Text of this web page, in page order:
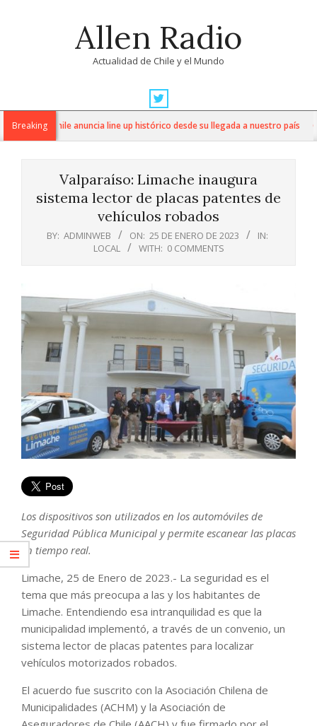
Allen Radio
Actualidad de Chile y el Mundo
Navigation
MenuBreakingChile anuncia line up histórico desde su llegada a nuestro país
Valparaíso: Limache inaugura
sistema lector de placas patentes de
vehículos robados
BY: ADMINWEB ON: 25 DE ENERO DE 2023
IN:
LOCAL
WITH: 0 COMMENTS
Los dispositivos son utilizados en los automóviles de
Seguridad Pública Municipal y permite escanear las placas
en tiempo real.
Limache, 25 de Enero de 2023.- La seguridad es el
tema que más preocupa a las y los habitantes de
Limache. Entendiendo esa intranquilidad es que la
municipalidad implementó, a través de un convenio, un
sistema lector de placas patentes para localizar
vehículos motorizados robados.
El acuerdo fue suscrito con la Asociación Chilena de
Municipalidades (ACHM) y la Asociación de